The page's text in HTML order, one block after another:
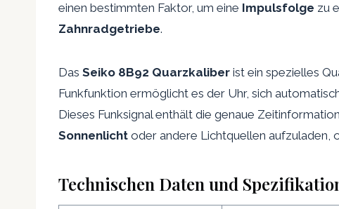
einen bestimmten Faktor, um eine Impulsfolge zu
Zahnradgetriebe.
Das Seiko 8B92 Quarzkaliber ist ein spezielles
Funkfunktion ermöglicht es der Uhr, sich
Dieses Funksignal enthält die genaue
Sonnenlicht oder andere Lichtquellen aufzuladen,
Technischen Daten und